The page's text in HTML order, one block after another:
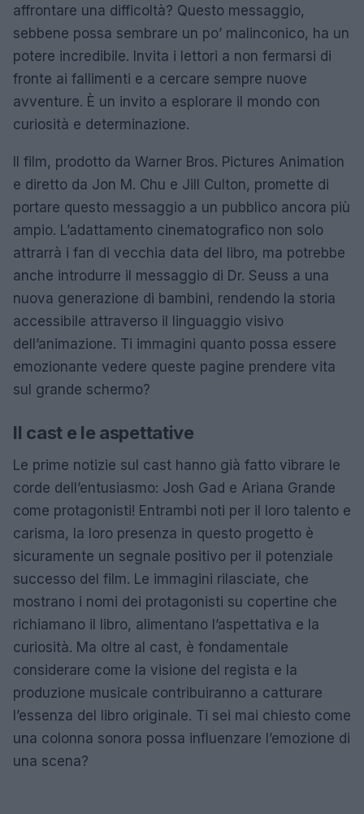
affrontare una difficoltà? Questo messaggio,
sebbene possa sembrare un po’ malinconico, ha un
potere incredibile. Invita i lettori a non fermarsi di
fronte ai fallimenti e a cercare sempre nuove
avventure. È un invito a esplorare il mondo con
curiosità e determinazione.
Il film, prodotto da Warner Bros. Pictures Animation
e diretto da Jon M. Chu e Jill Culton, promette di
portare questo messaggio a un pubblico ancora più
ampio. L’adattamento cinematografico non solo
attrarrà i fan di vecchia data del libro, ma potrebbe
anche introdurre il messaggio di Dr. Seuss a una
nuova generazione di bambini, rendendo la storia
accessibile attraverso il linguaggio visivo
dell’animazione. Ti immagini quanto possa essere
emozionante vedere queste pagine prendere vita
sul grande schermo?
Il cast e le aspettative
Le prime notizie sul cast hanno già fatto vibrare le
corde dell’entusiasmo: Josh Gad e Ariana Grande
come protagonisti! Entrambi noti per il loro talento e
carisma, la loro presenza in questo progetto è
sicuramente un segnale positivo per il potenziale
successo del film. Le immagini rilasciate, che
mostrano i nomi dei protagonisti su copertine che
richiamano il libro, alimentano l’aspettativa e la
curiosità. Ma oltre al cast, è fondamentale
considerare come la visione del regista e la
produzione musicale contribuiranno a catturare
l’essenza del libro originale. Ti sei mai chiesto come
una colonna sonora possa influenzare l’emozione di
una scena?